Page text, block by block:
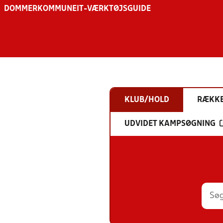
DOMMER KOMMUNE IT-VÆRKTØJSGUIDE
KLUB/HOLD
UDVIDET KAMPSØGNING